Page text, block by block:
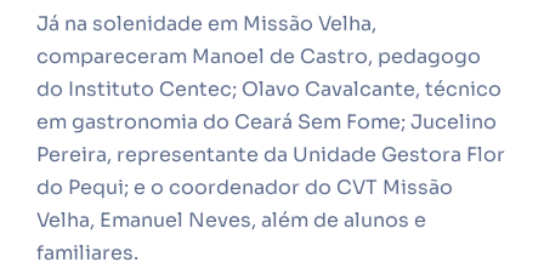
Já na solenidade em Missão Velha,
compareceram Manoel de Castro, pedagogo
do Instituto Centec; Olavo Cavalcante, técnico
em gastronomia do Ceará Sem Fome; Jucelino
Pereira, representante da Unidade Gestora Flor
do Pequi; e o coordenador do CVT Missão
Velha, Emanuel Neves, além de alunos e
familiares.